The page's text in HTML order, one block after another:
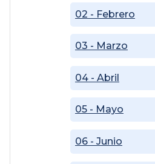
02 - Febrero
03 - Marzo
04 - Abril
05 - Mayo
06 - Junio